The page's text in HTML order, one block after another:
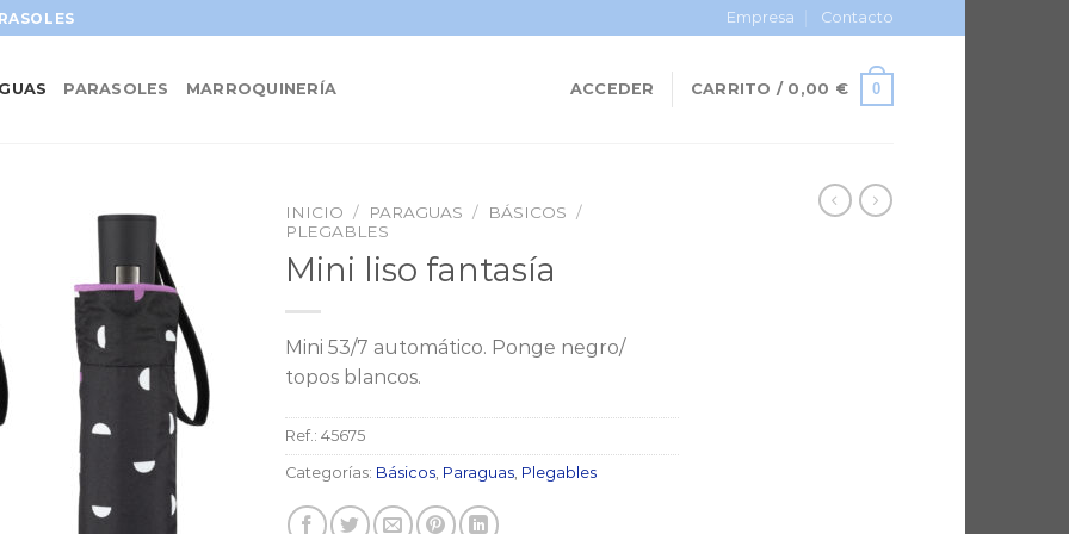
Empresa Contacto
PARASOLES MARROQUINERÍA ACCEDER CARRITO / 0,00 € 0
INICIO / PARAGUAS / BÁSICOS /
PLEGABLES
Mini liso fantasía
Mini 53/7 automático. Ponge negro/
topos blancos.
Ref.: 45675
Categorías: Básicos Paraguas Plegables